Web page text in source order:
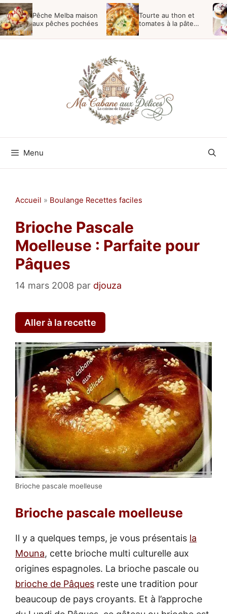
Aller
au
contenu
Pêche Melba maison
aux pêches pochées
Tourte au thon et
tomates à la pâte
Menu
Accueil » Boulange Recettes faciles
Brioche Pascale
Moelleuse : Parfaite pour
Pâques
14 mars 2008 par djouza
Aller à la recette
Brioche pascale moelleuse
Brioche pascale moelleuse
Il y a quelques temps, je vous présentais la
Mouna, cette brioche multi culturelle aux
origines espagnoles. La brioche pascale ou
brioche de Pâques reste une tradition pour
beaucoup de pays croyants. Et à l’approche